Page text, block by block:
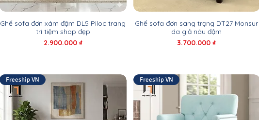
Ghế sofa đơn xám đậm DL5 Piloc trang
trí tiệm shop đẹp
Giá
2.900.000 ₫
Ghế sofa đơn sang trọng DT27 Monsur
da giả nâu đậm
Giá
3.700.000 ₫
Freeship VN Freeship VN